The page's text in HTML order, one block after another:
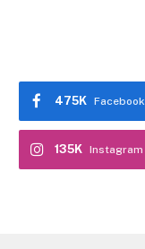
Facebook
475K
Instagram
135K